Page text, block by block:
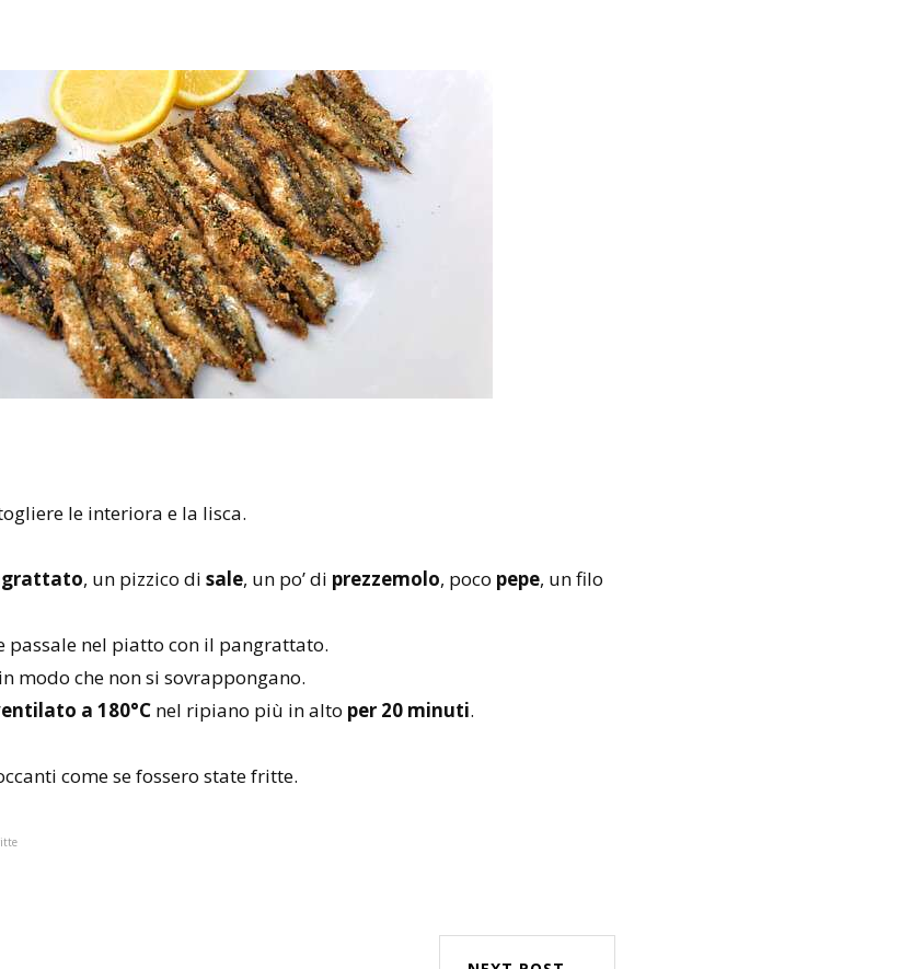
le interiora e la lisca.
, un pizzico disale, un po’ di prezzemolo, poco pepe, un filo
passale nel piatto con il pangrattato.
modo che non si sovrappongano.
a 180°C nel ripiano più in alto per 20 minuti.
come se fossero state fritte.